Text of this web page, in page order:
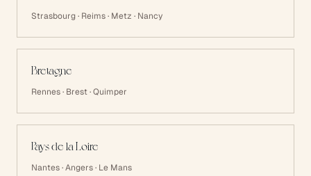
Strasbourg · Reims · Metz · Nancy
Bretagne
Rennes · Brest · Quimper
Pays de la Loire
Nantes · Angers · Le Mans